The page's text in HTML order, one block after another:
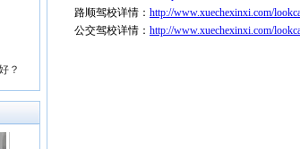
？
路顺驾校详情： http://www.xuechexinxi.com/
公交驾校详情： http://www.xuechexinxi.com/